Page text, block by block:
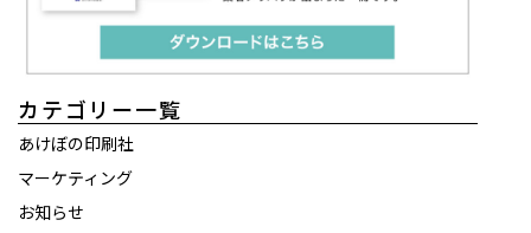
カテゴリー一覧
あけぼの印刷社
マーケティング
お知らせ